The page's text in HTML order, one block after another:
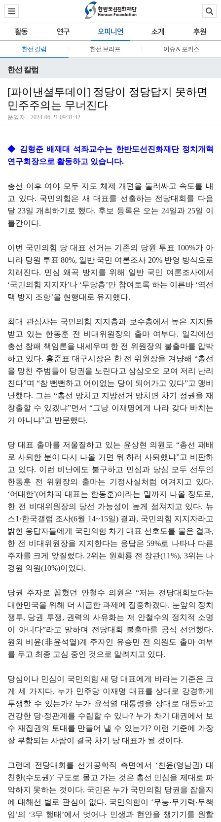
활동 연구 오피니언 소개 후원
한선 칼럼 한선 브리프 이슈 & 포커스
한선 칼럼
[파이낸셜투데이] 정당이 정당답지 못하면
민주주의는 무너진다
운영자 2024-06-21 09:31:42
◆ 김형준 배재대 석좌교수는 한반도선진화재단 정치개혁
연구회장으로 활동하고 있습니다.
총선 이후 여야 모두 지도 체제 개편을 둘러싸고 속도를 내
고 있다. 국민의힘은 새 대표를 선출하는 전당대회를 다음
달 23일 개최하기로 했다. 후보 등록은 오는 24일과 25일 이
틀간이다.
이번 국민의힘 당 대표 선거는 기존의 당원 투표 100%가 아
니라 당원 투표 80%, 일반 국민 여론조사 20% 반영 방식으로
치러진다. 민심 왜곡 방지를 위해 일반 국민 여론조사에서
‘국민의힘 지지자’나 ‘무당층’만 참여토록 하는 이른바 ‘역선
택 방지 조항’을 현행대로 유지했다.
최대 관심사는 국민의힘 지지층과 보수층에서 높은 지지들
받고 있는 한동훈 전 비대위원장의 출마 여부다. 일각에선
총선 참패 책임론을 내세우며 한 전 위원장의 불출마를 압박
하고 있다. 홍준표 대구시장은 한 전 위원장을 겨냥해 “총선
을 망친 주범들이 당권을 노린다고 삼삼오오 모여 저리 난리
친다”며 “참 뻔뻔하고 어이없는 당이 되어가고 있다”고 맹비
난했다. 그는 “총선 망치고 지방선거 망치면 차기 정권을 재
창출할 수 있겠냐”면서 “그냥 이재명에게 나라 갖다 바치는
거 아니냐”고 반문했다.
당 대표 출마를 저울질하고 있는 윤상현 의원도 “총선 패배
로 사퇴한 분이 다시 나올 거면 뭐 하러 사퇴했냐”고 비판하
고 있다. 이런 비난에도 불구하고 민심과 당심 모두 선두인
한동훈 전 위원장의 출마는 기정사실처럼 여겨지고 있다.
‘어대한’(어차피 대표는 한동훈)이라는 말까지 나올 정도로,
한 전 비대위원장의 당선 가능성이 높게 점쳐지고 있다. 뉴
스1·한국갤럽 조사(6월 14~15일) 결과, 국민의힘 지지자라고
밝힌 응답자들에게 국민의힘 차기 대표 선호도를 물은 결과,
한 전 비대위원장을 지지한다는 응답은 59%로 나타나 다른
주자를 크게 앞질렀다. 2위는 원희룡 전 장관(11%), 3위는 나
경원 의원(10%)이었다.
당권 주자로 꼽혔던 안철수 의원은 “저는 전당대회보다는
대한민국을 위해 더 시급한 과제에 집중하겠다. 눈앞의 정치
쟁투, 당권 투쟁, 권력의 사유화는 저 안철수의 정치적 소명
이 아니다”라고 말하며 전당대회 불출마를 공식 선언했다.
원외 비윤(非윤석열)계 주자인 유승민 전 의원도 출마 여부
를 두고 최종 고심 중인 것으로 알려지고 있다.
당심이나 민심이 국민의힘 새 당 대표에게 바라는 기준은 크
게 세 가지다. 누가 민주당 이재명 대표를 상대로 강경하게
투쟁할 수 있는가? 누가 윤석열 대통령을 상대로 대등하고
건강한 당·정관계를 수립할 수 있나? 누가 차기 대권에서 보
수 재집권의 토대를 만들어 낼 수 있는가? 이런 기준에 가장
잘 부합되는 사람이 결국 차기 당 대표가 될 것이다.
그런데 전당대회를 선거공학적 측면에서 ‘친윤(영남권) 대
친한(수도권)’ 구도로 몰고 가는 것은 총선 민심을 제대로 파
악하지 못하는 것이다. 국민은 누가 국민의힘 당권을 잡을지
에 대해선 별로 관심이 없다. 국민의힘이 ‘무능·무기력·무책
임’의 ‘3무 행태’에서 벗어나 민생과 현안을 챙기기를 원할